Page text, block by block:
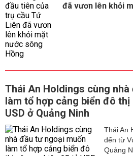
đã vươn lên khỏi
Thái An Holdings cùng
làm tổ hợp cảng biển đô
USD ở Quảng Ninh
Thái An
đến từ
Quảng